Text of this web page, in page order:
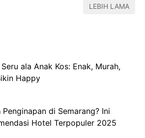
LEBIH LAMA
ala Anak Kos: Enak, Murah,
Happy
Penginapan di Semarang? Ini
Hotel Terpopuler 2025